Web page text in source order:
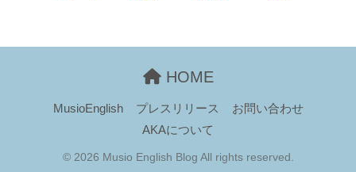
HOME
MusioEnglish プレスリリース
お問い合わせ
AKAについて
© 2026 Musio English Blog All rights reserved.